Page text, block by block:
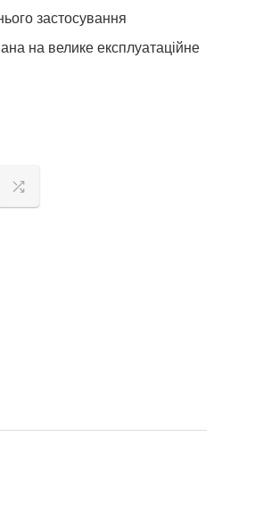
застосування
на велике експлуатаційне